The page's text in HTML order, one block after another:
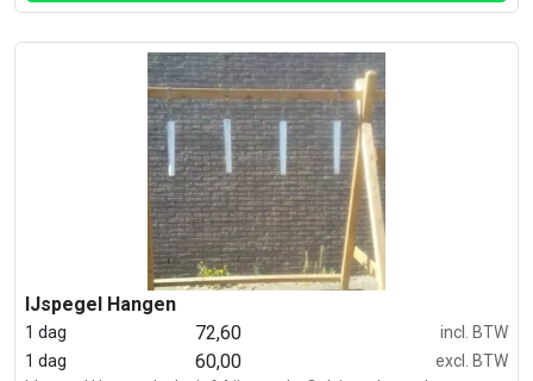
IJspegel Hangen
1 dag 72,60
incl. BTW
1 dag
60,00
excl. BTW